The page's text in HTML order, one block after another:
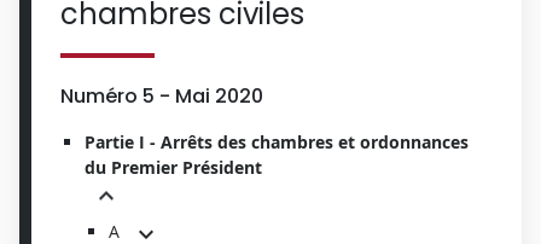
chambres civiles
Numéro 5 - Mai 2020
Partie I - Arrêts des chambres et ordonnances
du Premier Président
A